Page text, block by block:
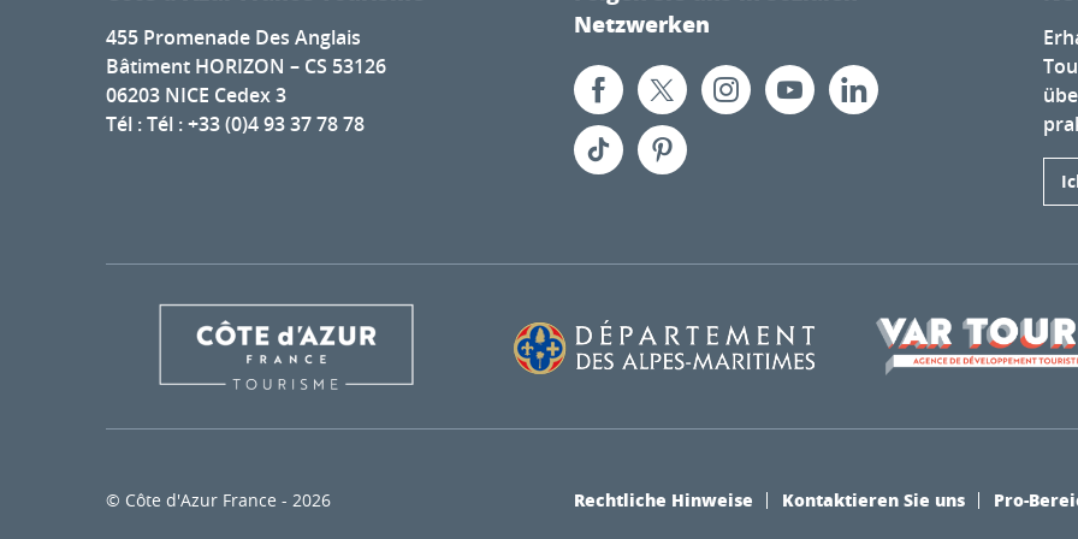
455 Promenade Des Anglais
Bâtiment HORIZON – CS 53126
06203 NICE Cedex 3
Tél : Tél : +33 (0)4 93 37 78 78
Netzwerken
© Côte d'Azur France - 2026 Rechtliche Hinweise Kontaktieren Sie uns Pro-